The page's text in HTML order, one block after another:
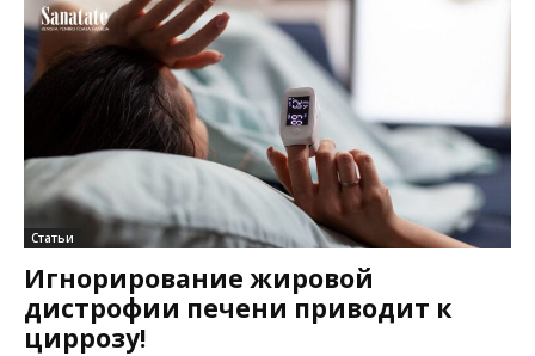
Статьи
Игнорирование жировой
дистрофии печени приводит к
циррозу!